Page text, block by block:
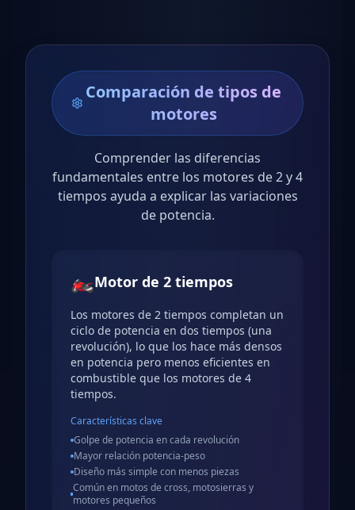
Comparación de tipos de
motores
Comprender las diferencias
fundamentales entre los motores de 2 y 4
tiempos ayuda a explicar las variaciones
de potencia.
🏍️Motor de 2 tiempos
Los motores de 2 tiempos completan un
ciclo de potencia en dos tiempos (una
revolución), lo que los hace más densos
en potencia pero menos eficientes en
combustible que los motores de 4
tiempos.
Características clave
Golpe de potencia en cada revolución
Mayor relación potencia-peso
Diseño más simple con menos piezas
Común en motos de cross, motosierras y
motores pequeños